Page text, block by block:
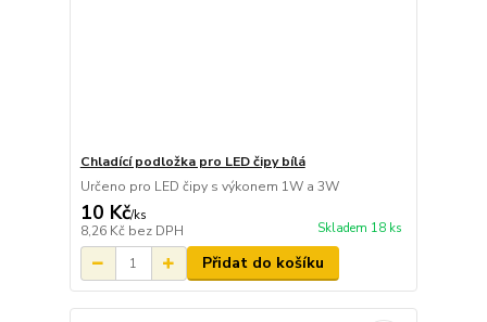
Chladící podložka pro LED čipy bílá
Určeno pro LED čipy s výkonem 1W a 3W
10 Kč/ks
8,26 Kč bez DPH Skladem 18 ks
Přidat do košíku